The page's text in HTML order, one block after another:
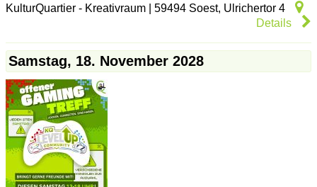
KulturQuartier - Kreativraum
59494 Soest, Ulrichertor 4
Details
Samstag, 18. November 2028